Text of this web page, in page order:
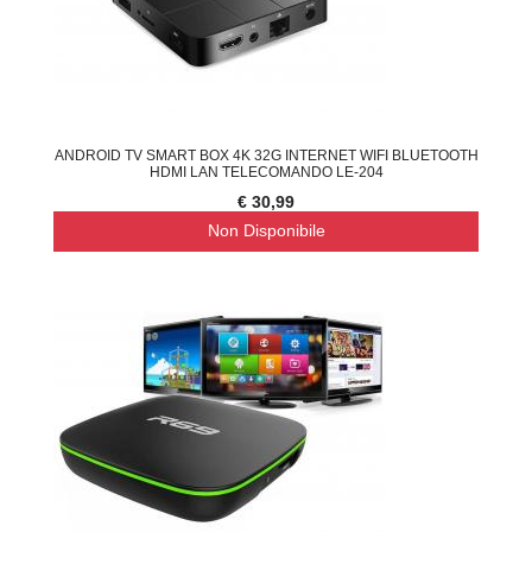
ANDROID TV SMART BOX 4K 32G INTERNET WIFI BLUETOOTH
HDMI LAN TELECOMANDO LE-204
€ 30,99
Non Disponibile